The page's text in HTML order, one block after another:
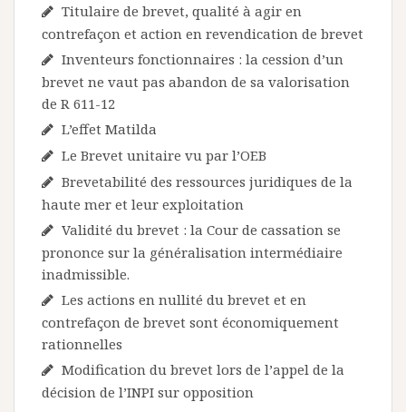
Titulaire de brevet, qualité à agir en
contrefaçon et action en revendication de brevet
Inventeurs fonctionnaires : la cession d’un
brevet ne vaut pas abandon de sa valorisation
de R 611-12
L’effet Matilda
Le Brevet unitaire vu par l’OEB
Brevetabilité des ressources juridiques de la
haute mer et leur exploitation
Validité du brevet : la Cour de cassation se
prononce sur la généralisation intermédiaire
inadmissible.
Les actions en nullité du brevet et en
contrefaçon de brevet sont économiquement
rationnelles
Modification du brevet lors de l’appel de la
décision de l’INPI sur opposition